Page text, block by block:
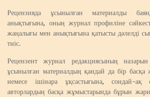
Рецензияда ұсынылған материалды
анықтығына, оның журнал профиліне
жаңалығы мен анықтығына қатысты дәлелді
тиіс.
Рецензент журнал редакциясының
ұсынылған материалдың қандай да бір басқа
немесе ішінара ұқсастығына, сондай-
авторлардың басқа жұмыстарында бұрын